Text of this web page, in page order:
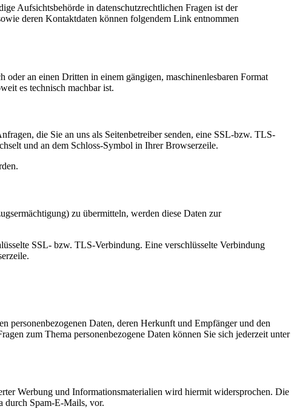
Aufsichtsbehörde in datenschutzrechtlichen Fragen ist der
deren Kontaktdaten können folgendem Link entnommen
an einen Dritten in einem gängigen, maschinenlesbaren Format
es technisch machbar ist.
die Sie an uns als Seitenbetreiber senden, eine SSL-bzw. TLS-
und an dem Schloss-Symbol in Ihrer Browserzeile.
zu übermitteln, werden diese Daten zur
SSL- bzw. TLS-Verbindung. Eine verschlüsselte Verbindung
personenbezogenen Daten, deren Herkunft und Empfänger und den
zum Thema personenbezogene Daten können Sie sich jederzeit unter
Werbung und Informationsmaterialien wird hiermit widersprochen. Die
durch Spam-E-Mails, vor.